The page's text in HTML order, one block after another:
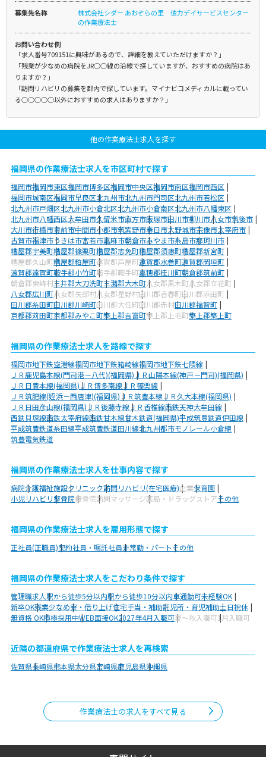
募集先名称
株式会社シダー あおぞらの里 徳力デイサービスセンター
の作業療法士
お問い合わせ例
「求人番号709151に興味があるので、詳細を教えていただけますか？」
「残業が少なめの病院をJR○○線の沿線で探していますが、おすすめの病院はあ
りますか？」
「訪問リハビリの募集を都内で探しています。マイナビコメディカルに載ってい
る○○○○○以外におすすめの求人はありますか？」
他の作業療法士求人を探す
福岡県の作業療法士求人を市区町村で探す
福岡市福岡市東区福岡市博多区福岡市中央区福岡市南区福岡市西区
福岡市城南区福岡市早良区北九州市北九州市門司区北九州市若松区
北九州市戸畑区北九州市小倉北区北九州市小倉南区北九州市八幡東区
北九州市八幡西区大牟田市久留米市直方市飯塚市田川市柳川市八女市筑後市
大川市行橋市豊前市中間市小郡市筑紫野市春日市大野城市宗像市太宰府市
古賀市福津市うきは市宮若市嘉麻市朝倉市みやま市糸島市那珂川市
糟屋郡宇美町糟屋郡篠栗町糟屋郡志免町糟屋郡須惠町糟屋郡新宮町
糟屋郡久山町糟屋郡粕屋町遠賀郡芦屋町遠賀郡水巻町遠賀郡岡垣町
遠賀郡遠賀町鞍手郡小竹町鞍手郡鞍手町嘉穂郡桂川町朝倉郡筑前町
朝倉郡東峰村三井郡大刀洗町三潴郡大木町八女郡黒木町八女郡立花町
八女郡広川町八女郡矢部村八女郡星野村田川郡香春町田川郡添田町
田川郡糸田町田川郡川崎町田川郡大任町田川郡赤村田川郡福智町
京都郡苅田町京都郡みやこ町築上郡吉富町築上郡上毛町築上郡築上町
福岡県の作業療法士求人を路線で探す
福岡市地下鉄空港線福岡市地下鉄箱崎線福岡市地下鉄七隈線
ＪＲ鹿児島本線(門司港－八代)(福岡県)ＪＲ山陽本線(神戸－門司)(福岡県)
ＪＲ日豊本線(福岡県)ＪＲ博多南線ＪＲ篠栗線
ＪＲ筑肥線(姪浜－西唐津)(福岡県)ＪＲ筑豊本線ＪＲ久大本線(福岡県)
ＪＲ日田彦山線(福岡県)ＪＲ後藤寺線ＪＲ香椎線西鉄天神大牟田線
西鉄貝塚線西鉄太宰府線西鉄甘木線甘木鉄道(福岡県)平成筑豊鉄道伊田線
平成筑豊鉄道糸田線平成筑豊鉄道田川線北九州都市モノレール小倉線
筑豊電気鉄道
福岡県の作業療法士求人を仕事内容で探す
病院介護福祉施設クリニック訪問リハビリ(在宅医療)企業保育園
小児リハビリ整骨院接骨院訪問マッサージ薬局・ドラッグストアその他
福岡県の作業療法士求人を雇用形態で探す
正社員(正職員)契約社員・嘱託社員非常勤・パートその他
福岡県の作業療法士求人をこだわり条件で探す
管理職求人駅から徒歩5分以内駅から徒歩10分以内車通勤可未経験OK
新卒OK残業少なめ寮・借り上げ住宅手当・補助託児所・育児補助土日祝休
無資格 OK積極採用中WEB面接OK2027年4月入職可夏～秋入職可1月入職可
近隣の都道府県で作業療法士求人を再検索
佐賀県長崎県熊本県大分県宮崎県鹿児島県沖縄県
作業療法士の求人をすべて見る